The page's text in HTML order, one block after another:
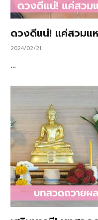
ดวงดีแน่! แค่สวมแ
2024/02/21
…